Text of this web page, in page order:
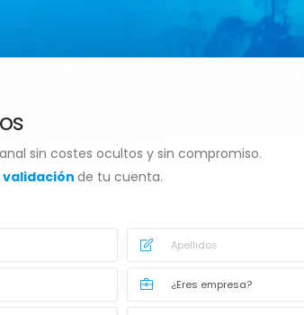
sin costes ocultos y sin compromiso.
validación de tu cuenta.